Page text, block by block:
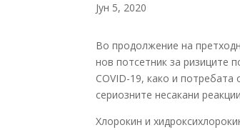
Јун 5, 2020
Во продолжение на
нов потсетник за ризиците
COVID-19, како и
сериозните несакани
Хлорокин и